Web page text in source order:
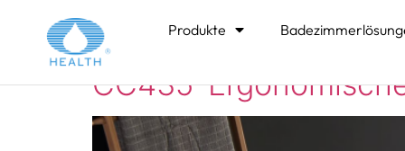
Produkte
CC435